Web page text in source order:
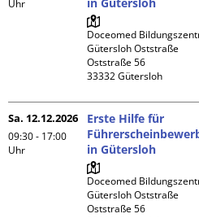
Uhr
Doceomed
Gütersloh Oststraße
Oststraße 56
Sa. 12.12.2026
09:30 - 17:00
Uhr
Erste Hilfe für
in Gütersloh
Doceomed
Gütersloh Oststraße
Oststraße 56